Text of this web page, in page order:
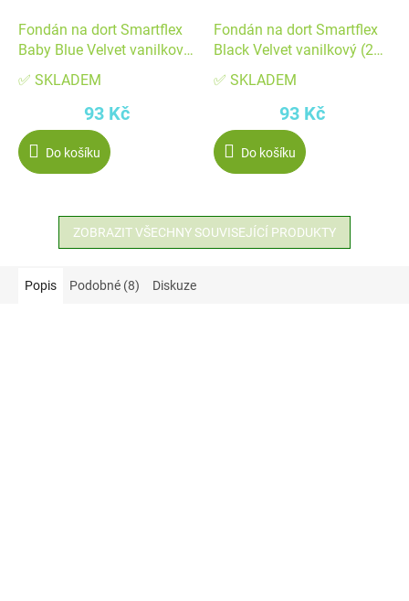
Fondán na dort Smartflex
Baby Blue Velvet vanilkový
(250 g) ▹
✅ SKLADEM
93 Kč
Do košíku
Fondán na dort Smartflex
Black Velvet vanilkový (250
g) ▹
✅ SKLADEM
93 Kč
Do košíku
ZOBRAZIT VŠECHNY SOUVISEJÍCÍ PRODUKTY
Popis Podobné (8) Diskuze